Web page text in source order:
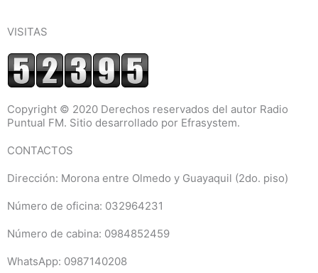
VISITAS
Copyright © 2020 Derechos reservados del autor Radio
Puntual FM. Sitio desarrollado por Efrasystem.​
CONTACTOS
Dirección: Morona entre Olmedo y Guayaquil (2do. piso)
Número de oficina: 032964231
Número de cabina: 0984852459
WhatsApp: 0987140208